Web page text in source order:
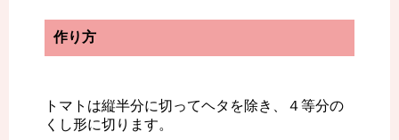
作り方
トマトは縦半分に切ってヘタを除き、４等分の
くし形に切ります。